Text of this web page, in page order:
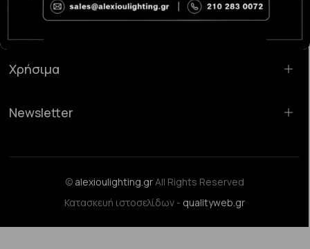
Χρήσιμα
Newsletter
© alexioulighting.grAll Rights Reserved
Κατασκευή ιστοσελίδων - qualityweb.gr